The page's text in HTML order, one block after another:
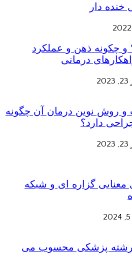
خنده دار
و چکونه ذهن و عملکرد
درمانی
روش نوین درمان آن چگونه
دارد؟
گزاره ای و شبکه
رشته پزشکی محسوب می